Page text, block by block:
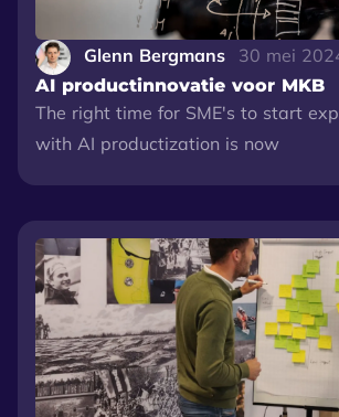
Glenn Bergmans 30 mei
AI productinnovatie voor MKB
The right time for SME's to start
with AI productization is now